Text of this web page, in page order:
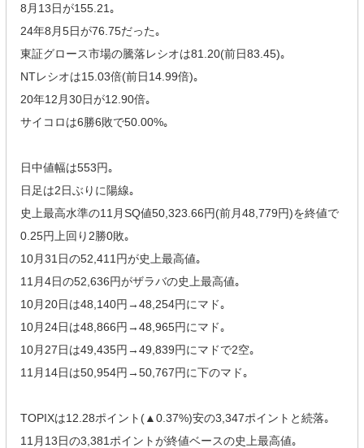
8月13日が155.21｡
24年8月5日が76.75だった｡
東証グロース市場の騰落レシオは81.20(前日83.45)｡
NTレシオは15.03倍(前日14.99倍)｡
20年12月30日が12.90倍｡
サイコロは6勝6敗で50.00%｡
日中値幅は553円｡
日足は2日ぶりに陽線｡
史上最高水準の11月SQ値50,323.66円(前月48,779円)を終値で
0.25円上回り2勝0敗｡
10月31日の52,411円が史上最高値｡
11月4日の52,636円がザラバの史上最高値｡
10月20日は48,140円→48,254円にマド｡
10月24日は48,866円→48,965円にマド｡
10月27日は49,435円→49,839円にマドで2空｡
11月14日は50,954円→50,767円に下のマド｡
TOPIXは12.28ポイント(▲0.37%)安の3,347ポイントと続落｡
11月13日の3,381ポイントが終値ベースの史上最高値｡